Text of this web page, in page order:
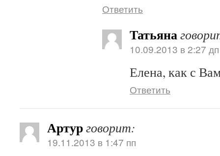
Ответить
Татьяна
10.09.2013 в 2:27 дп
Елена, как с
Ответить
Артурговорит:
19.11.2013 в 1:47 пп